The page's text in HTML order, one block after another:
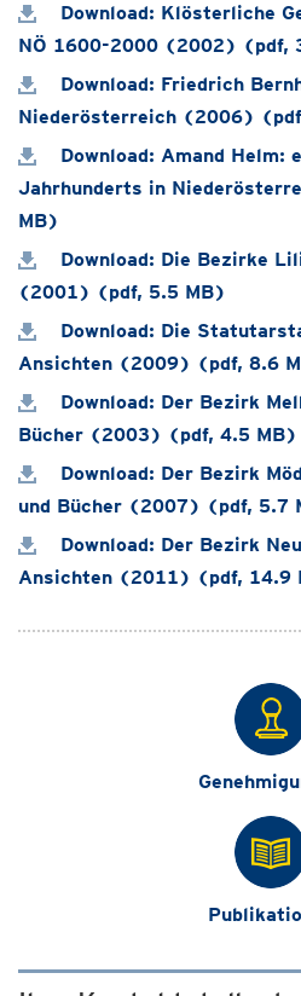
Download: Klösterliche
NÖ 1600-2000 (2002) (pdf,
Download: Friedrich
Niederösterreich (2006)
Download: Amand Helm:
Jahrhunderts in
MB)
Download: Die Bezirke
(2001) (pdf, 5.5 MB)
Download: Die
Ansichten (2009) (pdf, 8.6
Download: Der Bezirk
Bücher (2003) (pdf, 4.5 MB)
Download: Der Bezirk
und Bücher (2007) (pdf, 5.7
Download: Der Bezirk
Ansichten (2011) (pdf, 14.9